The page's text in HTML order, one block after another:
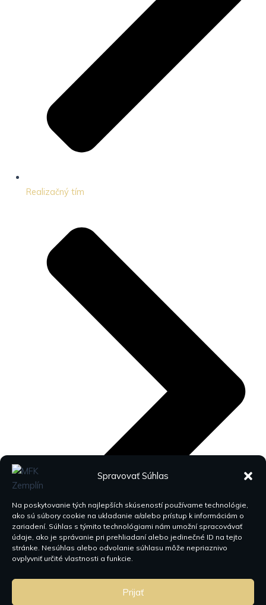
Spravovať Súhlas
Na poskytovanie tých najlepších skúseností používame technológie,
ako sú súbory cookie na ukladanie a/alebo prístup k informáciám o
zariadení. Súhlas s týmito technológiami nám umožní spracovávať
údaje, ako je správanie pri prehliadaní alebo jedinečné ID na tejto
stránke. Nesúhlas alebo odvolanie súhlasu môže nepriaznivo
ovplyvniť určité vlastnosti a funkcie.
Prijať
Realizačný tím